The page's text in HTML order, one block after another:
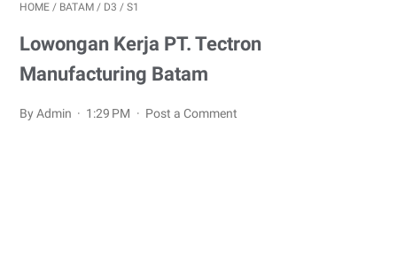
HOME / BATAM / D3 / S1
Lowongan Kerja PT. Tectron
Manufacturing Batam
By Admin 1:29 PM Post a Comment